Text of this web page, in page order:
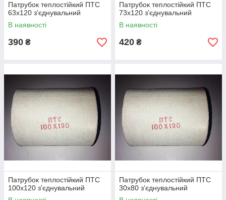
Патрубок теплостійкий ПТС
63х120 з'єднувальний
В наявності
390 ₴
Патрубок теплостійкий ПТС
73х120 з'єднувальний
В наявності
420 ₴
Патрубок теплостійкий ПТС
100х120 з'єднувальний
Патрубок теплостійкий ПТС
30х80 з'єднувальний